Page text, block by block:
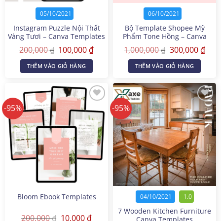
05/10/2021
Instagram Puzzle Nội Thất
Vàng Tươi – Canva Templates
200,000₫ Giá
gốc
là:
200,000 ₫.
100,000₫Giá
THÊM VÀO GIỎ HÀNG
06/10/2021
Bộ Template Shopee Mỹ
Phẩm Tone Hồng – Canva
Templates
1,000,000₫ Giá
gốc
là:
1,000,000 ₫.
300,000₫Giá
hiện
THÊM VÀO GIỎ HÀNG
-95%
Bloom Ebook Templates
200,000₫ Giá
10,000₫Giá
-95%
04/10/2021 1.0
7 Wooden Kitchen Furniture